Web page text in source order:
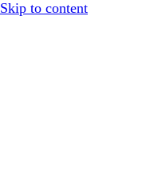
Skip to content